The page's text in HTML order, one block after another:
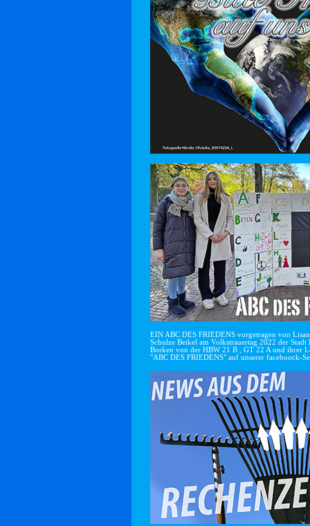
EIN ABC DES FRIEDENS vorgetragen von
Schulze Beikel am Volkstrauertag 2022 der
Borken von der HBW 21 B , GT 22 A und ihrer
"ABC DES FRIEDENS" auf unserer faceboock-